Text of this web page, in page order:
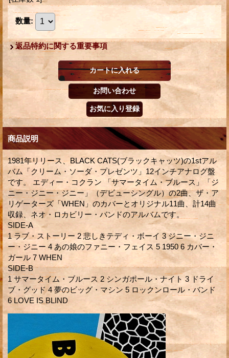
数量:
返品特約に関する重要事項
商品説明
1981年リリース、BLACK CATS(ブラックキャッツ)の1stアル
バム「クリーム・ソーダ・プレゼンツ」12インチアナログ盤
です。 エディー・コクラン 「サマータイム・ブルース」「ジ
ニー・ジニー・ジニー」（デビューシングル）の2曲、ザ・ア
リゲーターズ「WHEN」のカバーとオリジナル11曲、計14曲
収録、ネオ・ロカビリー・バンドのアルバムです。
SIDE-A
1 ラブ・ストーリー 2 悲しきテディ・ボーイ 3 ジニー・ジニ
ー・ジニー 4 あの娘のファニー・フェイス 5 1950 6 カバー・
ガール 7 WHEN
SIDE-B
1 サマータイム・ブルース 2 シンガポール・ナイト 3 ドライ
ブ・グッド 4 夢のビッグ・マシン 5 ロックンロール・バンド
6 LOVE IS BLIND